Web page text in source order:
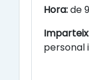
Hora:de
personal